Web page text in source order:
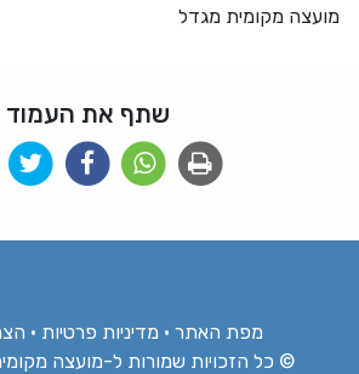
מועצה מקומית מגדל
שתף את העמוד
מפת האתר • מדיניות פרטיות •
© כל הזכויות שמורות ל-מועצה